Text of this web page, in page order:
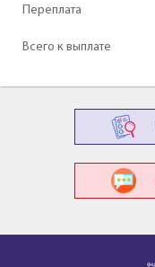
Переплата
Всего к выплате